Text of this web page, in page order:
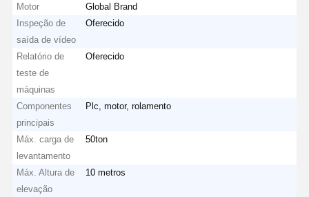
Motor
Global Brand
Inspeção de
saída de vídeo
Oferecido
Relatório de
teste de
máquinas
Oferecido
Componentes
principais
Plc, motor, rolamento
Máx. carga de
levantamento
50ton
Máx. Altura de
elevação
10 metros